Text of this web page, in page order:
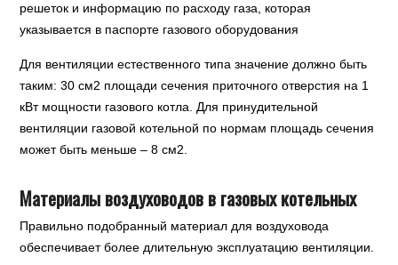
решеток и информацию по расходу газа, которая
указывается в паспорте газового оборудования
Для вентиляции естественного типа значение должно быть
таким: 30 см2 площади сечения приточного отверстия на 1
кВт мощности газового котла. Для принудительной
вентиляции газовой котельной по нормам площадь сечения
может быть меньше – 8 см2.
Материалы воздуховодов в газовых котельных
Правильно подобранный материал для воздуховода
обеспечивает более длительную эксплуатацию вентиляции.